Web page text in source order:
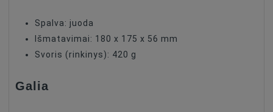
Spalva: juoda
Išmatavimai: 180 x 175 x 56 mm
Svoris (rinkinys): 420 g
Galia